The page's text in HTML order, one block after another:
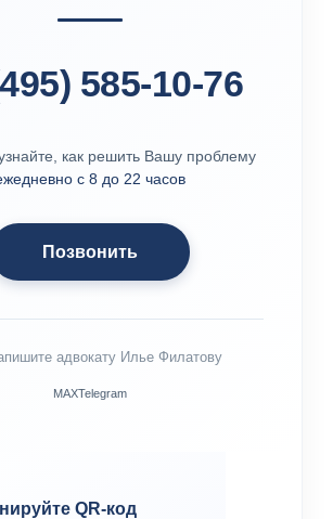
585-10-76
как решить Вашу проблему
с 8 до 22 часов
Позвонить
адвокату Илье Филатову
MAXTelegram
QR-код